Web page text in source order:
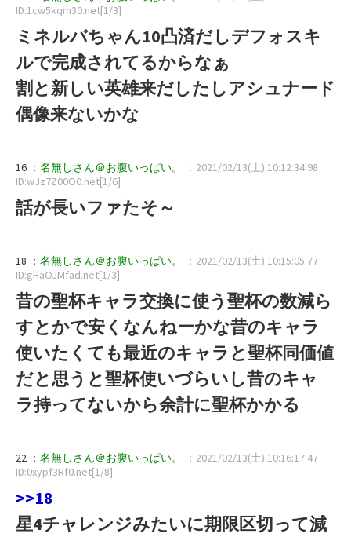
ID:1cw5kqm30.net[1/3]
ミネルバちゃん10凸済だしデフォスキ
ルで完成されてるからなぁ
割と新しい英雄来だしたしアシュナード
偶像来ないかな
16 ： 名無しさん＠お腹いっぱい。
：2021/02/13(土) 10:12:34.98
ID:wJz7Z00O0.net[1/6]
話が長いファたそ～
18 ： 名無しさん＠お腹いっぱい。
：2021/02/13(土) 10:15:05.77
ID:gHaOJMfad.net[1/3]
昔の聖杯キャラ交換に使う聖杯の数減ら
すとかで安くなんねーかな昔のキャラ
使いたくても最近のキャラと聖杯同価値
だと思うと聖杯使いづらいし昔のキャ
ラ持ってないから余計に聖杯かかる
22 ： 名無しさん＠お腹いっぱい。
：2021/02/13(土) 10:16:17.47
ID:0xypf3Rf0.net[1/8]
>>18
星4チャレンジみたいに期限区切って減